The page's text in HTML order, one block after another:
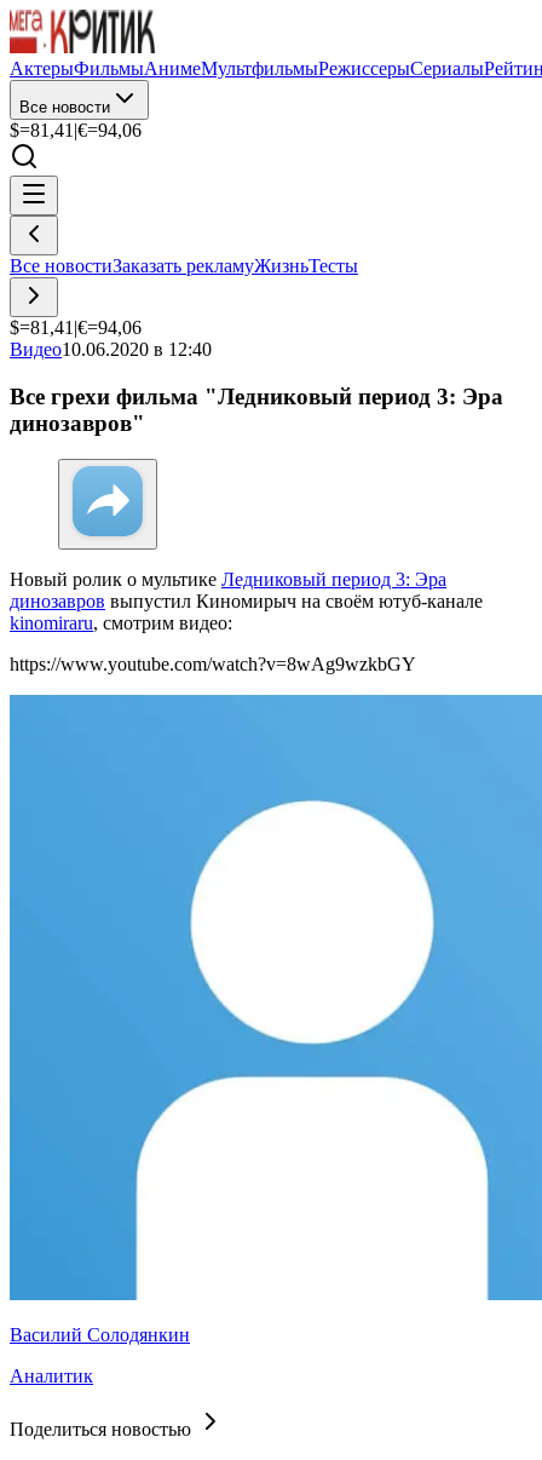
АктерыФильмыАнимеМультфильмыРежиссерыСериалы
Все новости
$=81,41 |€=94,06
Все новостиЗаказать рекламуЖизньТесты
$=81,41 |€=94,06
Видео10.06.2020 в 12:40
Все грехи фильма "Ледниковый период 3: Эра
динозавров"
Новый ролик о мультике Ледниковый период 3: Эра
динозавров выпустил Киномирыч на своём ютуб-канале
kinomiraru, смотрим видео:
https://www.youtube.com/watch?v=8wAg9wzkbGY
Василий Солодянкин
Аналитик
Поделиться новостью